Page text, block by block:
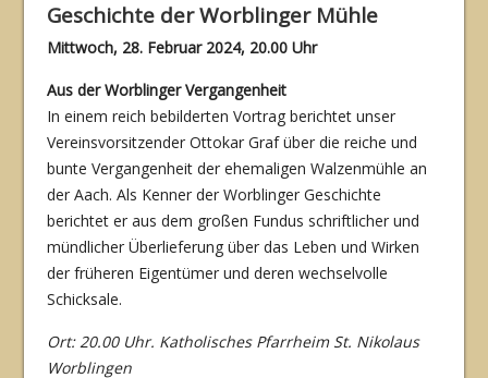
Geschichte der Worblinger Mühle
Mittwoch, 28. Februar 2024, 20.00 Uhr
Aus der Worblinger Vergangenheit
In einem reich bebilderten Vortrag berichtet unser
Vereinsvorsitzender Ottokar Graf über die reiche und
bunte Vergangenheit der ehemaligen Walzenmühle an
der Aach. Als Kenner der Worblinger Geschichte
berichtet er aus dem großen Fundus schriftlicher und
mündli­cher Überlieferung über das Leben und Wirken
der früheren Eigentümer und deren wech­selvolle
Schicksale.
Ort: 20.00 Uhr. Katholisches Pfarrheim St. Nikolaus
Worblingen